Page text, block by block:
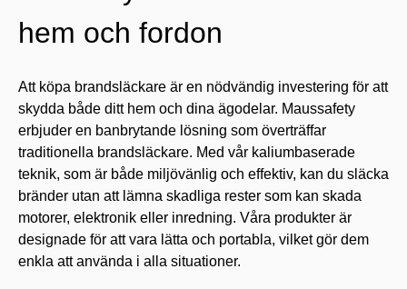
hem och fordon
Att köpa brandsläckare är en nödvändig investering för att
skydda både ditt hem och dina ägodelar. Maussafety
erbjuder en banbrytande lösning som överträffar
traditionella brandsläckare. Med vår kaliumbaserade
teknik, som är både miljövänlig och effektiv, kan du släcka
bränder utan att lämna skadliga rester som kan skada
motorer, elektronik eller inredning. Våra produkter är
designade för att vara lätta och portabla, vilket gör dem
enkla att använda i alla situationer.